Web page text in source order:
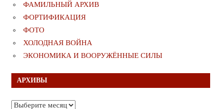
ФАМИЛЬНЫЙ АРХИВ
ФОРТИФИКАЦИЯ
ФОТО
ХОЛОДНАЯ ВОЙНА
ЭКОНОМИКА И ВООРУЖЁННЫЕ СИЛЫ
АРХИВЫ
Архивы